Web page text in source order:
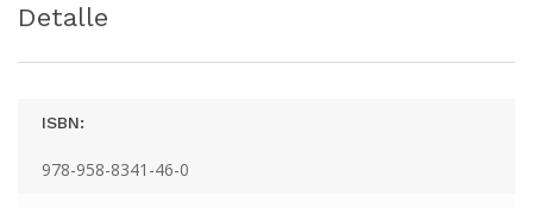
Detalle
ISBN:
978-958-8341-46-0